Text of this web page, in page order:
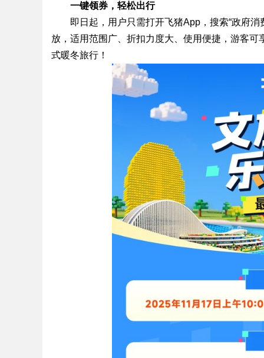
!
一键领券，轻松出行
即日起，用户只需打开飞猪App，搜索“政府
放，适用范围广、折扣力度大、使用便捷，游客可
式暖冬旅行！